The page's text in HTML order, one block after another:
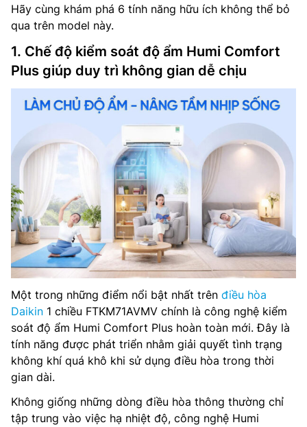
Hãy cùng khám phá 6 tính năng hữu ích không thể bỏ
qua trên model này.
1. Chế độ kiểm soát độ ẩm Humi Comfort
Plus giúp duy trì không gian dễ chịu
Một trong những điểm nổi bật nhất trên điều hòa
Daikin 1 chiều FTKM71AVMV chính là công nghệ kiểm
soát độ ẩm Humi Comfort Plus hoàn toàn mới. Đây là
tính năng được phát triển nhằm giải quyết tình trạng
không khí quá khô khi sử dụng điều hòa trong thời
gian dài.
Không giống những dòng điều hòa thông thường chỉ
tập trung vào việc hạ nhiệt độ, công nghệ Humi